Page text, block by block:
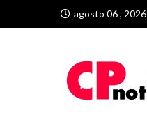
agosto 06 , 2026